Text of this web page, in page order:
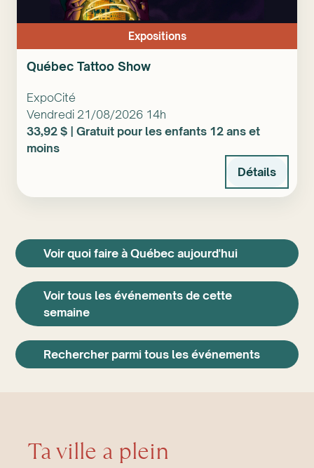
Expositions
Québec Tattoo Show
ExpoCité
Vendredi 21/08/2026 14h
33,92 $ | Gratuit pour les enfants 12 ans et
moins
Détails
Voir quoi faire à Québec aujourd'hui
Voir tous les événements de cette
semaine
Rechercher parmi tous les événements
Ta ville a plein